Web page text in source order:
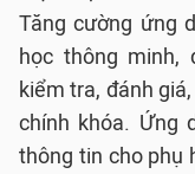
Tăng cường ứng
học thông minh,
kiểm tra, đánh
chính khóa. Ứng
thông tin cho phụ